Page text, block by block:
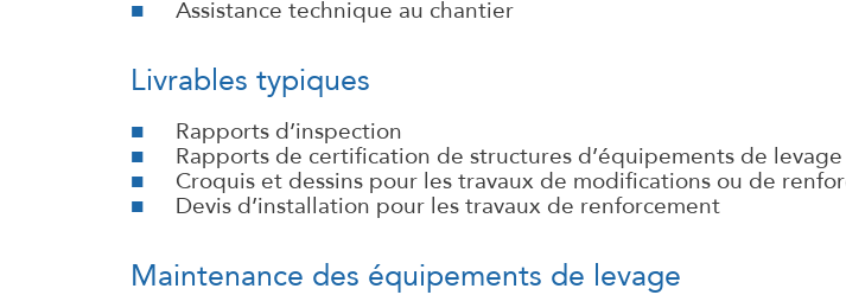
Assistance technique au chantier
Livrables typiques
Rapports d’inspection
Rapports de certification de structures d’équipements de
Croquis et dessins pour les travaux de modifications ou de
Devis d’installation pour les travaux de renforcement
Maintenance des équipements de levage